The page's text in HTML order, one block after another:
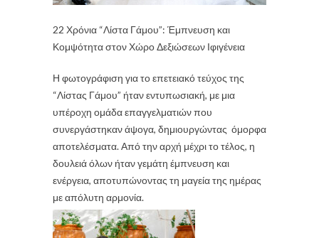
22 Χρόνια “Λίστα Γάμου”: Έμπνευση και
Κομψότητα στον Χώρο Δεξιώσεων Ιφιγένεια
Η φωτογράφιση για το επετειακό τεύχος της
“Λίστας Γάμου” ήταν εντυπωσιακή, με μια
υπέροχη ομάδα επαγγελματιών που
συνεργάστηκαν άψογα, δημιουργώντας όμορφα
αποτελέσματα. Από την αρχή μέχρι το τέλος, η
δουλειά όλων ήταν γεμάτη έμπνευση και
ενέργεια, αποτυπώνοντας τη μαγεία της ημέρας
με απόλυτη αρμονία.